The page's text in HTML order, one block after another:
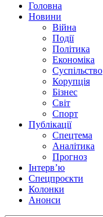
Головна
Новини
Війна
Події
Політика
Економіка
Суспільство
Корупція
Бізнес
Світ
Спорт
Публікації
Спецтема
Аналітика
Прогноз
Інтерв’ю
Спецпроєкти
Колонки
Анонси